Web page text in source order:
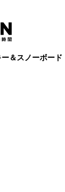
ー＆スノーボード